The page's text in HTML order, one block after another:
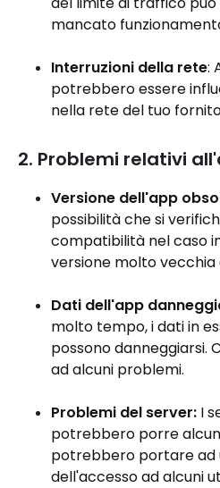
mancato
Interruzioni della rete:
potrebbero essere
nella rete del tuo
2. Problemi relativi
Versione dell'app
possibilità che si
compatibilità nel caso
versione molto vecchia
Dati dell'app
molto tempo, i dati in
possono
ad alcuni problemi.
Problemi del server: I
potrebbero porre
potrebbero portare ad
dell'accesso ad alcuni